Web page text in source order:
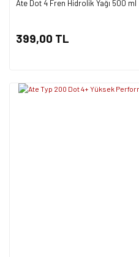
Ate Dot 4 Fren Hidrolik Yağı 500 ml
399,00 TL